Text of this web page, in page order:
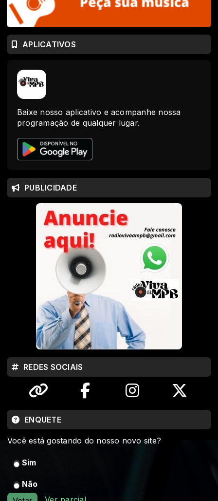
APLICATIVOS
Baixe nosso aplicativo e acompanhe nossa
programação de qualquer lugar.
PUBLICIDADE
REDES SOCIAIS
ENQUETE
Você está gostando do nosso novo site?
Sim
Não